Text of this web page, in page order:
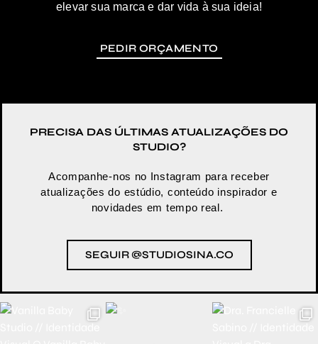
elevar sua marca e dar vida à sua ideia!
PEDIR ORÇAMENTO
PRECISA DAS ÚLTIMAS ATUALIZAÇÕES DO
STUDIO?
Acompanhe-nos no Instagram para receber
atualizações do estúdio, conteúdo inspirador e
novidades em tempo real.
SEGUIR @STUDIOSINA.CO